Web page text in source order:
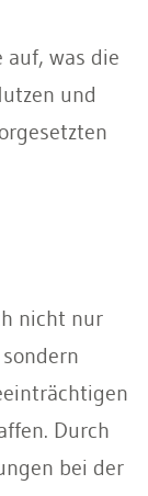
auf, was die
und
nicht nur
Durch
bei der